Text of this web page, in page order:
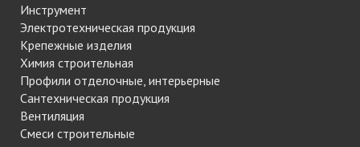
Инструмент
Электротехническая продукция
Крепежные изделия
Химия строительная
Профили отделочные, интерьерные
Сантехническая продукция
Вентиляция
Смеси строительные